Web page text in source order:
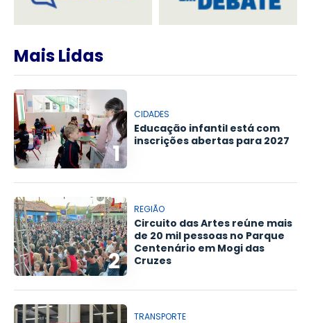
Mais Lidas
1
CIDADES
Educação infantil está com
inscrições abertas para 2027
2
REGIÃO
Circuito das Artes reúne mais
de 20 mil pessoas no Parque
Centenário em Mogi das
Cruzes
TRANSPORTE